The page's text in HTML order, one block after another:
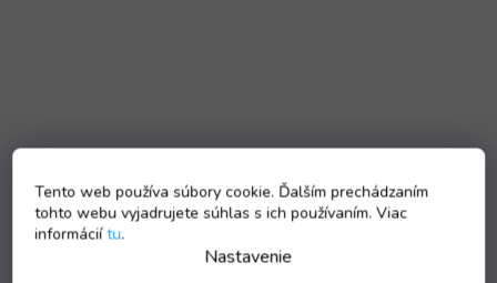
Tento web používa súbory cookie. Ďalším prechádzaním
tohto webu vyjadrujete súhlas s ich používaním. Viac
informáciítu.
Nastavenie